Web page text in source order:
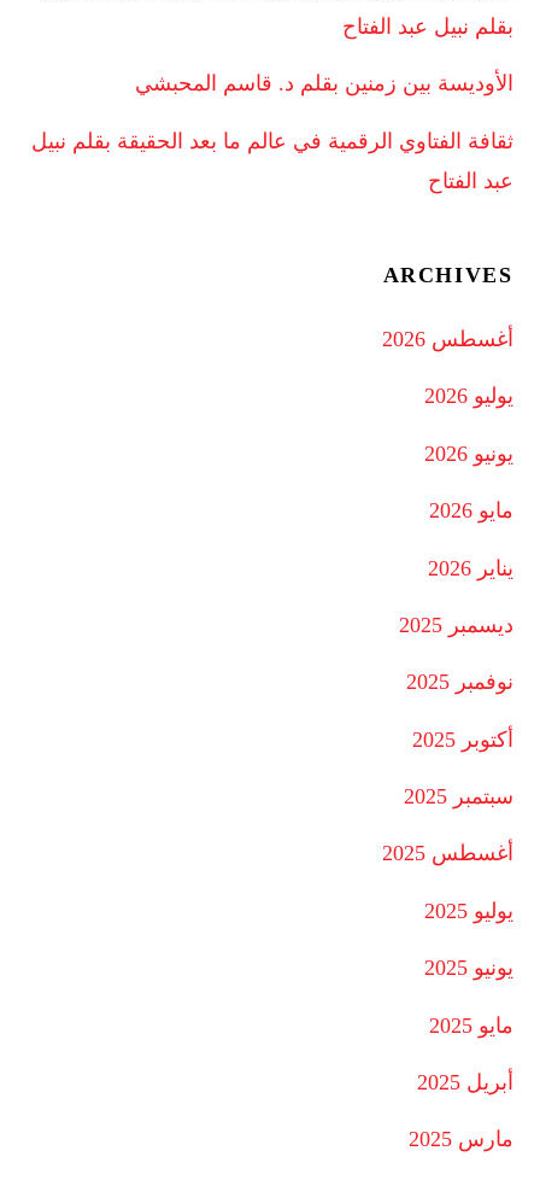
بقلم نبيل عبد الفتاح
الأوديسة بين زمنين بقلم د. قاسم المحبشي
ثقافة الفتاوي الرقمية في عالم ما بعد الحقيقة بقلم نبيل
عبد الفتاح
ARCHIVES
أغسطس 2026
يوليو 2026
يونيو 2026
مايو 2026
يناير 2026
ديسمبر 2025
نوفمبر 2025
أكتوبر 2025
سبتمبر 2025
أغسطس 2025
يوليو 2025
يونيو 2025
مايو 2025
أبريل 2025
مارس 2025